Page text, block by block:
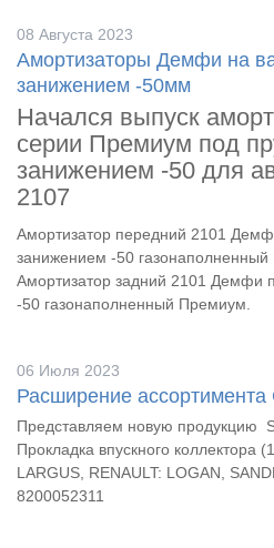
08 Августа 2023
Амортизаторы Демфи на
занижением -50мм
Начался выпуск
серии Премиум под
занижением -50 для
2107
Амортизатор передний 2101
занижением -50 газонаполненный
Амортизатор задний 2101 Демфи
-50 газонаполненный Премиум.
06 Июля 2023
Расширение
Представляем новую продукцию
Прокладка впускного коллектора
LARGUS, RENAULT: LOGAN,
8200052311